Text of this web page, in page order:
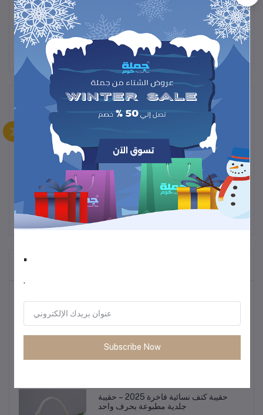
لم تكن هناك تقييمات لهذا المنتج حتى الآن.
استمتعي بخَبز مثالي وسهل الإخراج معقالب الخبز المستطيل المصنوع
من السيليكون غير اللاصق
يتميز القالب بتصميم عملي يضمن
توزيعًا متساويًا للحرارة
المنتجات التي يتم شراؤها بشكل متكرر
أحذية رجالية كاجوال للركض – ربيع 2025
حقيبة كتف نسائية فاخرة 2025 – حقيبة
جلدية مطبوعة بحرف واحد
.
.
Subscribe Now